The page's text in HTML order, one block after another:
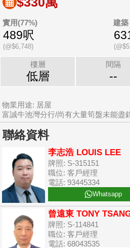
實用(77%)
489呎
(@$6,748)
建築
樓層
低層
間隔
--
物業用途: 居屋
富誠牛池灣分行/尚有大量筍盤未能盡
聯絡資料
李志浩 LOUIS LEE
牌照: S-315151
職位: 客戶經理
電話: 93445334
Whatsapp
曾遠東 TONY
牌照: S-114841
職位: 客戶經理
電話: 68043535